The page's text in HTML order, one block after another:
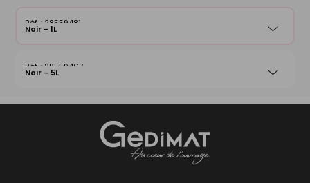
28559481
Noir - 1L
28559467
Noir - 5L